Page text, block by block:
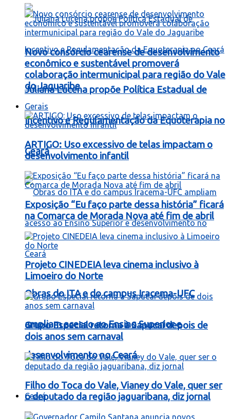
Juliana Lucena propõe Política Estadual de
Incentivo e Regulamentação da Equoterapia no
Ceará
Obras do ITA e do campus Iracema-UFC
ampliam acesso ao Ensino Superior e
desenvolvimento no Ceará
Ceará
Novo consórcio cearense de desenvolvimento
econômico e sustentável promoverá
colaboração intermunicipal para região do Vale
do Jaguaribe
Gerais
ARTIGO: Uso excessivo de telas impactam o
desenvolvimento infantil
Exposição “Eu faço parte dessa história” ficará
na Comarca de Morada Nova até fim de abril
Projeto CINEDEIA leva cinema inclusivo à
Limoeiro do Norte
Grupo Especial retorna à Sapucaí depois de
dois anos sem carnaval
Filho do Toca do Vale, Vianey do Vale, quer ser
o deputado da região jaguaribana, diz jornal